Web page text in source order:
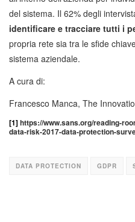
del sistema. Il 62% degli
identificare e tracciare tutti i
propria rete sia tra le sfide
sistema aziendale.
A cura di:
Francesco Manca, The
[1]https://www.sans.org/reading-
data-risk-2017-data-protection-
DATA PROTECTION GDPR